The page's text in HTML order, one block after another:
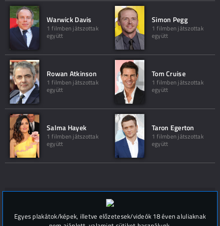
Warwick Davis
1 filmben játszottak
együtt
Simon Pegg
1 filmben játszottak
együtt
Rowan Atkinson
1 filmben játszottak
együtt
Tom Cruise
1 filmben játszottak
együtt
Salma Hayek
1 filmben játszottak
együtt
Taron Egerton
1 filmben játszottak
együtt
Hozzászólások (
Egyes plakátok/képek, illetve előzetesek/videók 18 éven aluliaknak